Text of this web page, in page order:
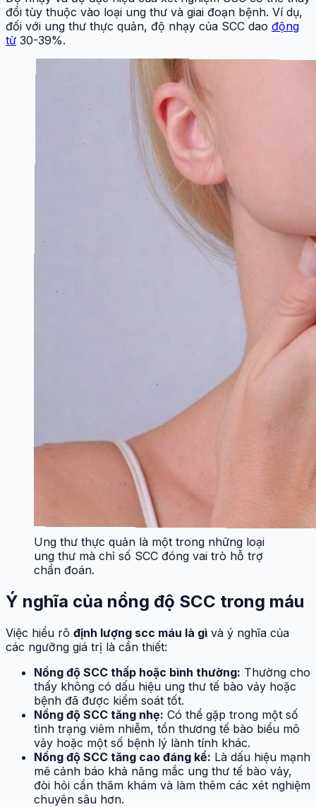
đổi tùy thuộc vào loại ung thư và giai đoạn bệnh. Ví dụ,
đối với ung thư thực quản, độ nhạy của SCC dao động
từ 30-39%.
Ung thư thực quản là một trong những loại
ung thư mà chỉ số SCC đóng vai trò hỗ trợ
chẩn đoán.
Ý nghĩa của nồng độ SCC trong máu
Việc hiểu rõ định lượng scc máu là gì và ý nghĩa của
các ngưỡng giá trị là cần thiết:
Nồng độ SCC thấp hoặc bình thường: Thường cho
thấy không có dấu hiệu ung thư tế bào vảy hoặc
bệnh đã được kiểm soát tốt.
Nồng độ SCC tăng nhẹ: Có thể gặp trong một số
tình trạng viêm nhiễm, tổn thương tế bào biểu mô
vảy hoặc một số bệnh lý lành tính khác.
Nồng độ SCC tăng cao đáng kể: Là dấu hiệu mạnh
mẽ cảnh báo khả năng mắc ung thư tế bào vảy,
đòi hỏi cần thăm khám và làm thêm các xét nghiệm
chuyên sâu hơn.